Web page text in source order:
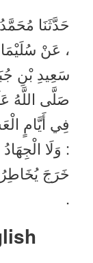
حَدَّثَنَا
، عَنْ
سَعِيدِ بْنِ
صَلَّى اللَّهُ
فِي أَيَّامٍ
: وَلَا
خَرَجَ
.